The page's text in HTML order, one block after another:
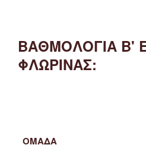
ΒΑΘΜΟΛΟΓΙΑ Β'
ΦΛΩΡΙΝΑΣ:
ΟΜΑΔΑ